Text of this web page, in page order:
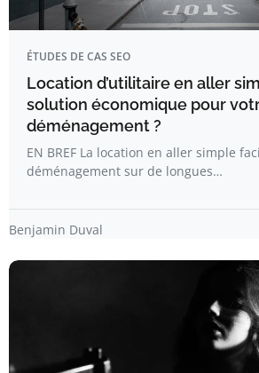
ÉTUDES DE CAS SEO
Location d’utilitaire en aller
solution économique pour
déménagement ?
EN BREF La location en aller simple
déménagement sur de longues…
Benjamin Duval